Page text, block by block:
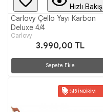
Hızlı Bakış
Carlovy Çello Yayı Karbon
Deluxe 4/4
Carlovy
3.990,00 TL
Sepete Ekle
%15 İNDIRIM